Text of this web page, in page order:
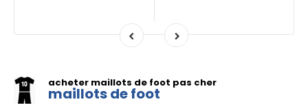
acheter maillots de foot pas cher
maillots de foot